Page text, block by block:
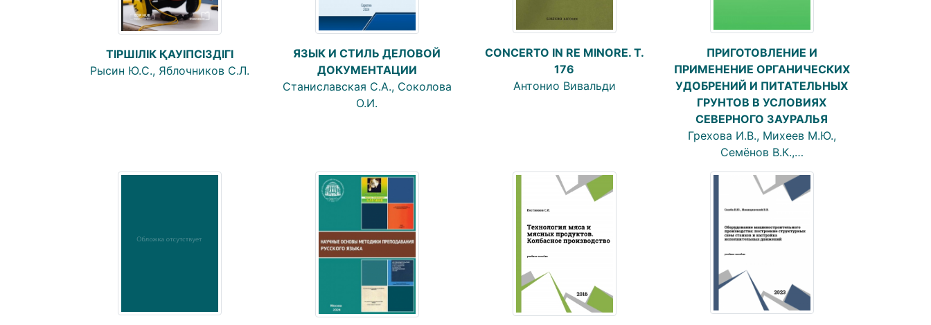
ТІРШІЛІК ҚАУІПСІЗДІГІ
Рысин Ю.С., Яблочников С.Л.
ЯЗЫК И СТИЛЬ ДЕЛОВОЙ
ДОКУМЕНТАЦИИ
Станиславская С.А., Соколова
О.И.
CONCERTO IN RE MINORE. T.
176
Антонио Вивальди
ПРИГОТОВЛЕНИЕ И
ПРИМЕНЕНИЕ ОРГАНИЧЕСКИХ
УДОБРЕНИЙ И ПИТАТЕЛЬНЫХ
ГРУНТОВ В УСЛОВИЯХ
СЕВЕРНОГО ЗАУРАЛЬЯ
Грехова И.В., Михеев М.Ю.,
Семёнов В.К.,…